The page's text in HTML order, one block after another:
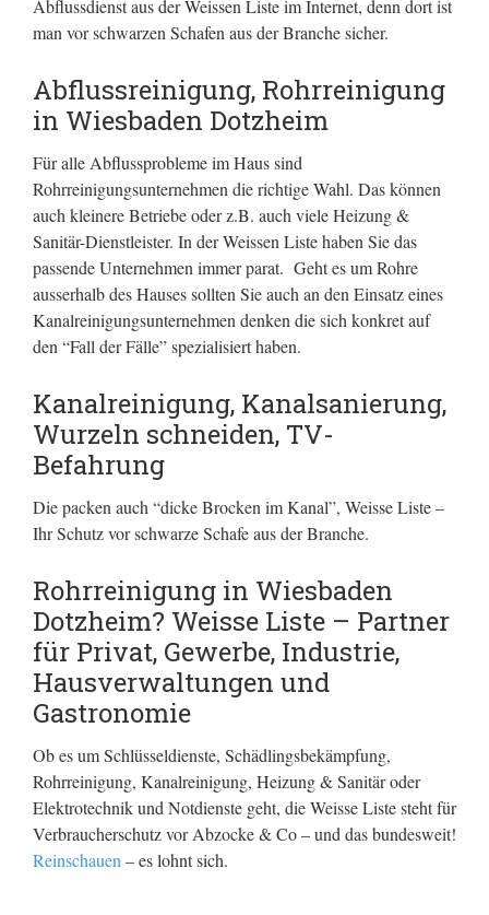
Abflussdienst aus der Weissen Liste im Internet, denn dort ist
man vor schwarzen Schafen aus der Branche sicher.
Abflussreinigung, Rohrreinigung
in Wiesbaden Dotzheim
Für alle Abflussprobleme im Haus sind
Rohrreinigungsunternehmen die richtige Wahl. Das können
auch kleinere Betriebe oder z.B. auch viele Heizung &
Sanitär-Dienstleister. In der Weissen Liste haben Sie das
passende Unternehmen immer parat. Geht es um Rohre
ausserhalb des Hauses sollten Sie auch an den Einsatz eines
Kanalreinigungsunternehmen denken die sich konkret auf
den “Fall der Fälle” spezialisiert haben.
Kanalreinigung, Kanalsanierung,
Wurzeln schneiden, TV-
Befahrung
Die packen auch “dicke Brocken im Kanal”, Weisse Liste –
Ihr Schutz vor schwarze Schafe aus der Branche.
Rohrreinigung in Wiesbaden
Dotzheim? Weisse Liste – Partner
für Privat, Gewerbe, Industrie,
Hausverwaltungen und
Gastronomie
Ob es um Schlüsseldienste, Schädlingsbekämpfung,
Rohrreinigung, Kanalreinigung, Heizung & Sanitär oder
Elektrotechnik und Notdienste geht, die Weisse Liste steht für
Verbraucherschutz vor Abzocke & Co – und das bundesweit!
Reinschauen – es lohnt sich.